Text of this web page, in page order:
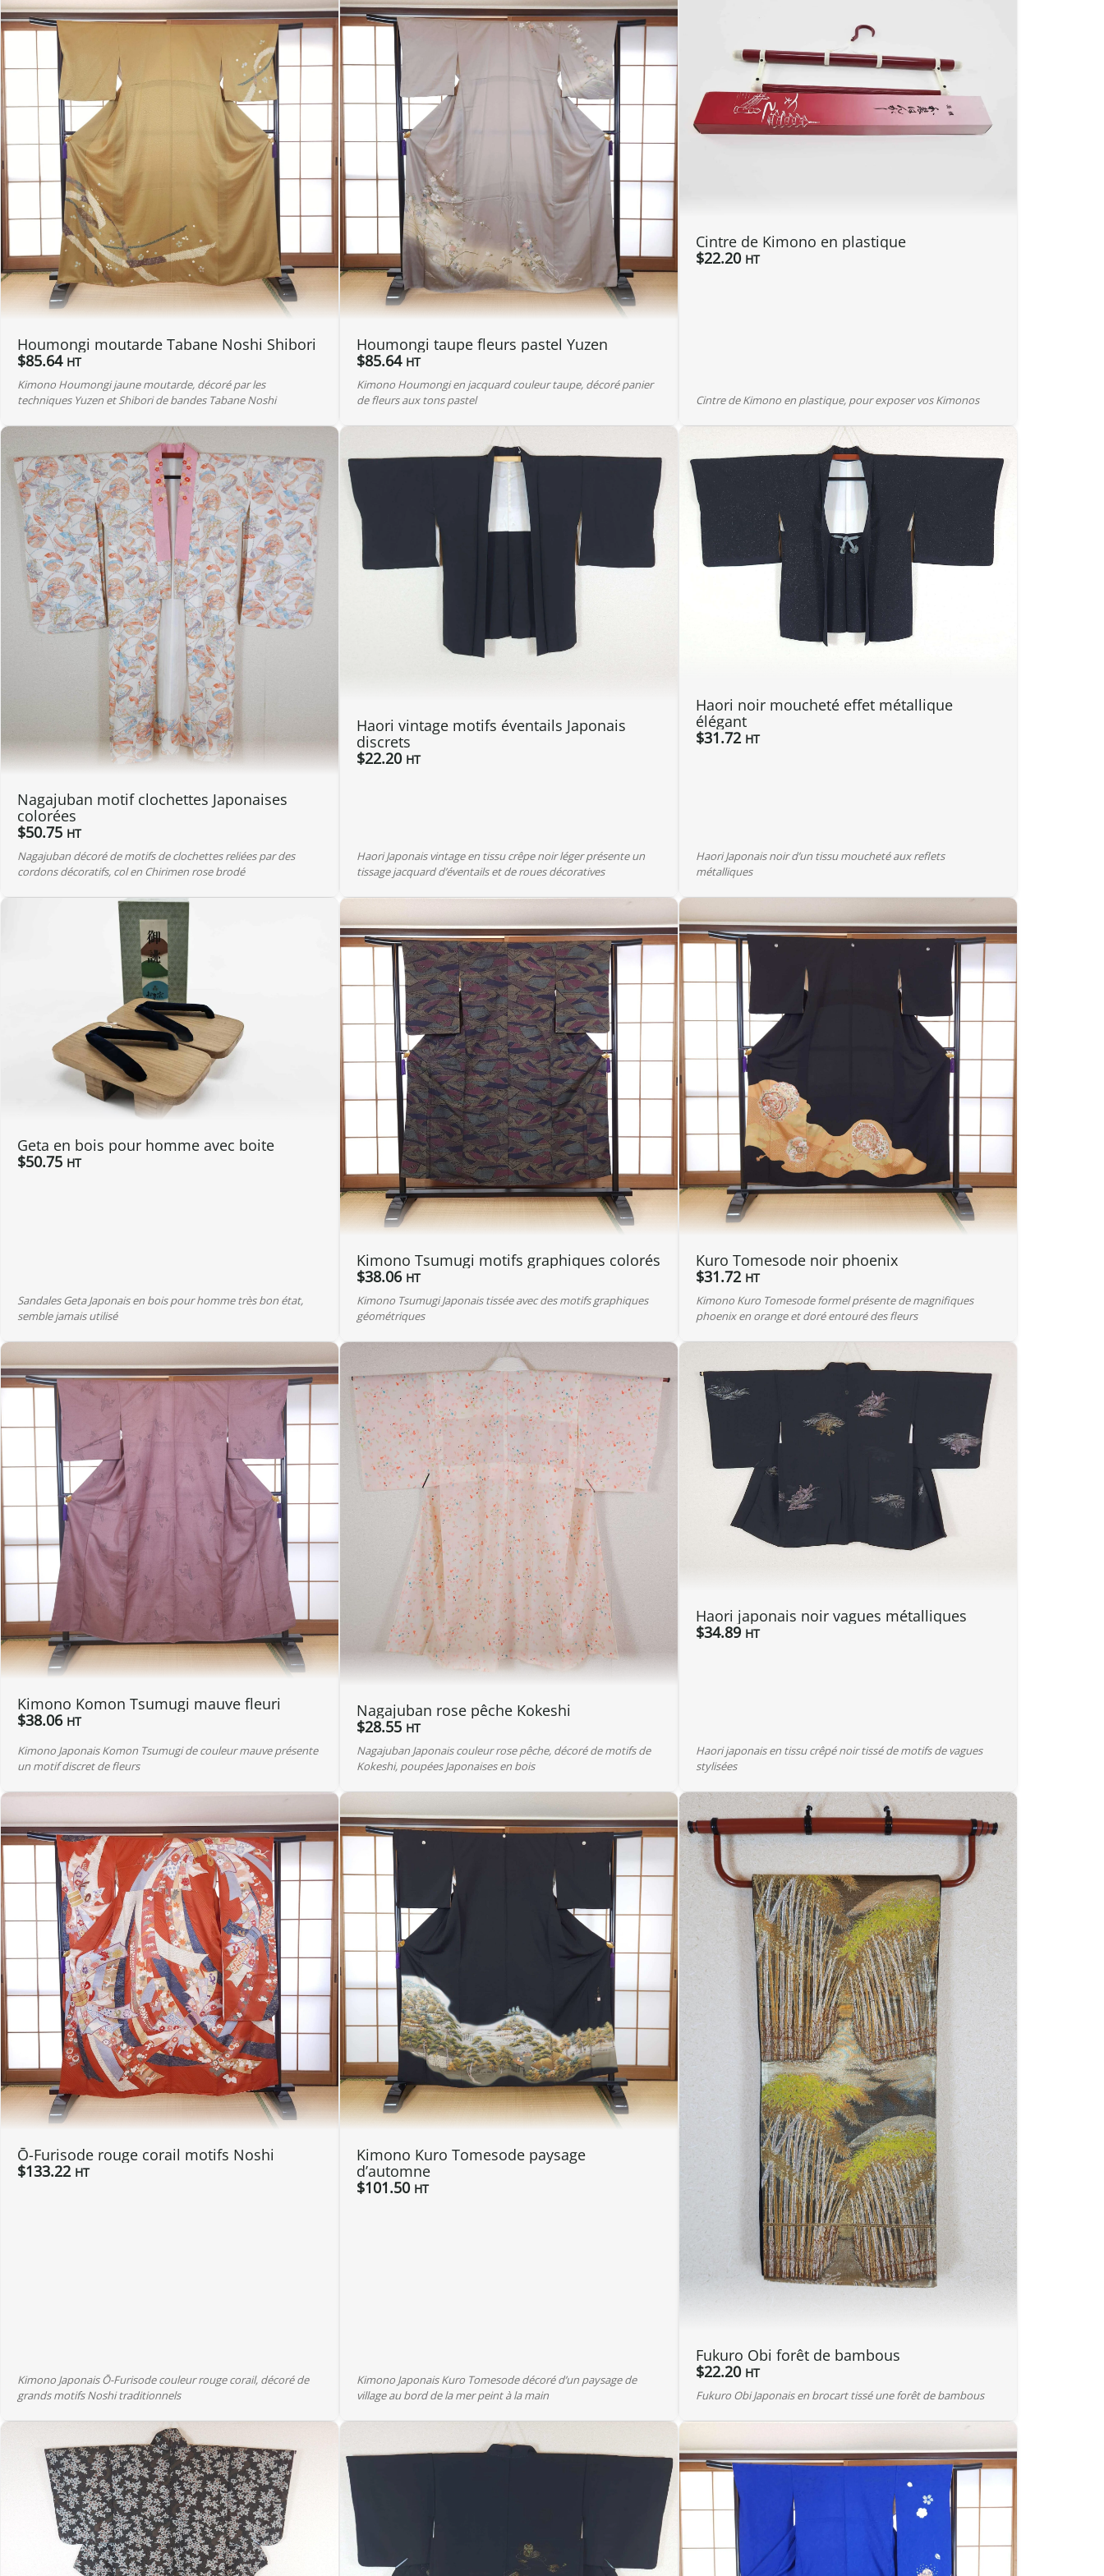
Houmongi moutarde Tabane Noshi Shibori
$85.64 HT
Kimono Houmongi jaune moutarde, décoré par les
techniques Yuzen et Shibori de bandes Tabane Noshi
Houmongi taupe fleurs pastel Yuzen
$85.64 HT
Kimono Houmongi en jacquard couleur taupe, décoré panier
de fleurs aux tons pastel
Cintre de Kimono en plastique
$22.20 HT
Cintre de Kimono en plastique, pour exposer vos Kimonos
Nagajuban motif clochettes Japonaises
colorées
$50.75 HT
Nagajuban décoré de motifs de clochettes reliées par des
cordons décoratifs, col en Chirimen rose brodé
Haori vintage motifs éventails Japonais
discrets
$22.20 HT
Haori Japonais vintage en tissu crêpe noir léger présente un
tissage jacquard d’éventails et de roues décoratives
Haori noir moucheté effet métallique
élégant
$31.72 HT
Haori Japonais noir d’un tissu moucheté aux reflets
métalliques
Geta en bois pour homme avec boite
$50.75 HT
Sandales Geta Japonais en bois pour homme très bon état,
semble jamais utilisé
Kimono Tsumugi motifs graphiques colorés
$38.06 HT
Kimono Tsumugi Japonais tissée avec des motifs graphiques
géométriques
Kuro Tomesode noir phoenix
$31.72 HT
Kimono Kuro Tomesode formel présente de magnifiques
phoenix en orange et doré entouré des fleurs
Kimono Komon Tsumugi mauve fleuri
$38.06 HT
Kimono Japonais Komon Tsumugi de couleur mauve présente
un motif discret de fleurs
Nagajuban rose pêche Kokeshi
$28.55 HT
Nagajuban Japonais couleur rose pêche, décoré de motifs de
Kokeshi, poupées Japonaises en bois
Haori japonais noir vagues métalliques
$34.89 HT
Haori japonais en tissu crêpé noir tissé de motifs de vagues
stylisées
Ō-Furisode rouge corail motifs Noshi
$133.22 HT
Kimono Japonais Ō-Furisode couleur rouge corail, décoré de
grands motifs Noshi traditionnels
Kimono Kuro Tomesode paysage
d’automne
$101.50 HT
Kimono Japonais Kuro Tomesode décoré d’un paysage de
village au bord de la mer peint à la main
Fukuro Obi forêt de bambous
$22.20 HT
Fukuro Obi Japonais en brocart tissé une forêt de bambous